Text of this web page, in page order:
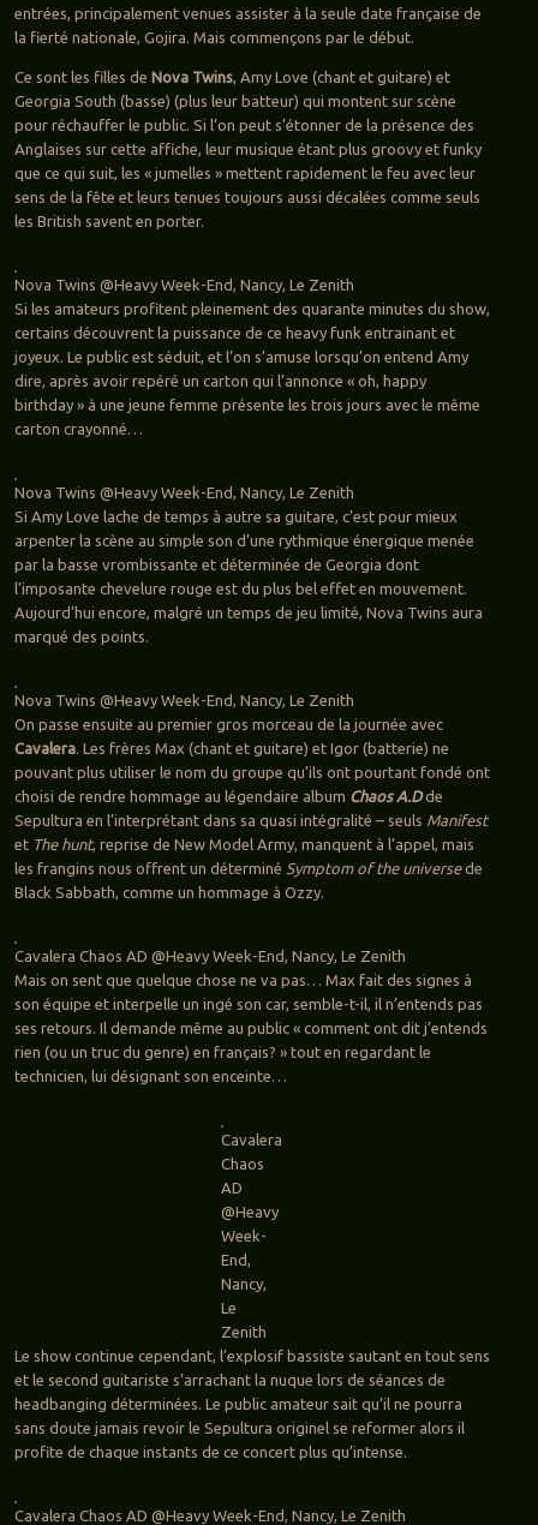
entrées, principalement venues assister à la seule date française de
la fierté nationale, Gojira. Mais commençons par le début.
Ce sont les filles de Nova Twins, Amy Love (chant et guitare) et
Georgia South (basse) (plus leur batteur) qui montent sur scène
pour réchauffer le public. Si l’on peut s’étonner de la présence des
Anglaises sur cette affiche, leur musique étant plus groovy et funky
que ce qui suit, les « jumelles » mettent rapidement le feu avec leur
sens de la fête et leurs tenues toujours aussi décalées comme seuls
les British savent en porter.
Nova Twins @Heavy Week-End, Nancy, Le Zenith
Si les amateurs profitent pleinement des quarante minutes du show,
certains découvrent la puissance de ce heavy funk entrainant et
joyeux. Le public est séduit, et l’on s’amuse lorsqu’on entend Amy
dire, après avoir repéré un carton qui l’annonce « oh, happy
birthday » à une jeune femme présente les trois jours avec le même
carton crayonné…
Nova Twins @Heavy Week-End, Nancy, Le Zenith
Si Amy Love lache de temps à autre sa guitare, c’est pour mieux
arpenter la scène au simple son d’une rythmique énergique menée
par la basse vrombissante et déterminée de Georgia dont
l’imposante chevelure rouge est du plus bel effet en mouvement.
Aujourd’hui encore, malgré un temps de jeu limité, Nova Twins aura
marqué des points.
Nova Twins @Heavy Week-End, Nancy, Le Zenith
On passe ensuite au premier gros morceau de la journée avec
Cavalera. Les frères Max (chant et guitare) et Igor (batterie) ne
pouvant plus utiliser le nom du groupe qu’ils ont pourtant fondé ont
choisi de rendre hommage au légendaire album Chaos A.Dde
Sepultura en l’interprétant dans sa quasi intégralité – seuls Manifest
et The hunt, reprise de New Model Army, manquent à l’appel, mais
les frangins nous offrent un déterminé Symptom of the universede
Black Sabbath, comme un hommage à Ozzy.
Cavalera Chaos AD @Heavy Week-End, Nancy, Le Zenith
Mais on sent que quelque chose ne va pas… Max fait des signes à
son équipe et interpelle un ingé son car, semble-t-il, il n’entends pas
ses retours. Il demande même au public « comment ont dit j’entends
rien (ou un truc du genre) en français? » tout en regardant le
technicien, lui désignant son enceinte…
Cavalera
Chaos
AD
@Heavy
Week-
End,
Nancy,
Le
Zenith
Le show continue cependant, l’explosif bassiste sautant en tout sens
et le second guitariste s’arrachant la nuque lors de séances de
headbanging déterminées. Le public amateur sait qu’il ne pourra
sans doute jamais revoir le Sepultura originel se reformer alors il
profite de chaque instants de ce concert plus qu’intense.
Cavalera Chaos AD @Heavy Week-End, Nancy, Le Zenith